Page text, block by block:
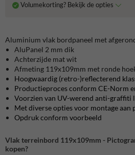
Volumekorting? Bekijk de opties
Aluminium vlak bordpaneel met
AluPanel 2 mm dik
Achterzijde mat wit
Afmeting 119x109mm met ronde
Hoogwaardig (retro-)reflecterend
Productieproces conform CE-Norm
Voorzien van UV-werend anti-graffiti
Met diverse opties voor montage aan
Opdruk conform voorbeeld
Vlak terreinbord 119x109mm -
kopen?